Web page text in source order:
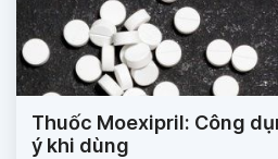
Thuốc Moexipril: Công
ý khi dùng